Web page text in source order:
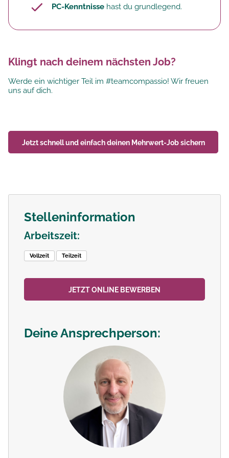
PC-Kenntnisse hast du grundlegend.
Klingt nach deinem nächsten Job?
Werde ein wichtiger Teil im #teamcompassio! Wir freuen
uns auf dich.
Jetzt schnell und einfach deinen Mehrwert-Jobsichern
Stelleninformation
Arbeitszeit:
Vollzeit Teilzeit
JETZT ONLINE BEWERBEN
Deine Ansprechperson: